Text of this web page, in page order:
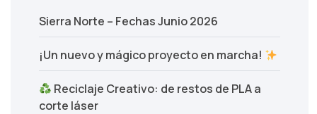
Sierra Norte – Fechas Junio 2026
¡Un nuevo y mágico proyecto en marcha!
Reciclaje Creativo: de restos de PLA a
corte láser